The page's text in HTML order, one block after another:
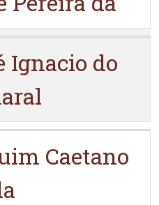
Ignacio do
Caetano